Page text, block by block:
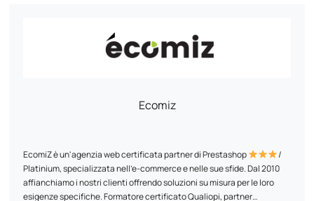
Ecomiz
EcomiZ è un'agenzia web certificata partner di Prestashop
/
Platinium, specializzata nell'e-commerce e nelle sue sfide. Dal 2010
affianchiamo i nostri clienti offrendo soluzioni su misura per le loro
esigenze specifiche. Formatore certificato Qualiopi, partner